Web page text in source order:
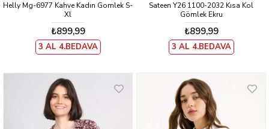
Helly Mg-6977 Kahve Kadın Gomlek S-
Xl
₺899,99
3 AL 4.BEDAVA
Sateen Y26 1100-2032 Kısa Kol
Gömlek Ekru
₺899,99
3 AL 4.BEDAVA